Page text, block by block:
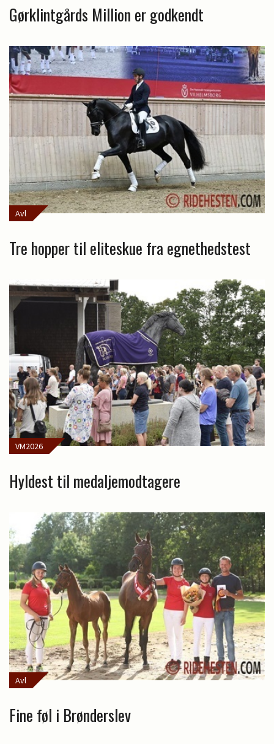
Gørklintgårds Million er godkendt
Avl
Tre hopper til eliteskue fra egnethedstest
VM2026
Hyldest til medaljemodtagere
Avl
Fine føl i Brønderslev